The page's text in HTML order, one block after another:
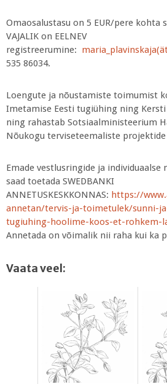
Omaosalustasu on 5 EUR/pere kohta
VAJALIK on EELNEV
registreerumine:
535 86034.
Loengute ja nõustamiste toimumist
Imetamise Eesti tugiühing ning
ning rahastab Sotsiaalministeerium
Nõukogu terviseteemaliste projektide
Emade vestlusringide ja
saad toetada SWEDBANKI
ANNETUSKESKKONNAS: https://
annetan/tervis-ja-toimetulek/sunni-
tugiuhing-hoolime-koos-et-rohkem-
Annetada on võimalik nii raha kui ka
Vaata veel: